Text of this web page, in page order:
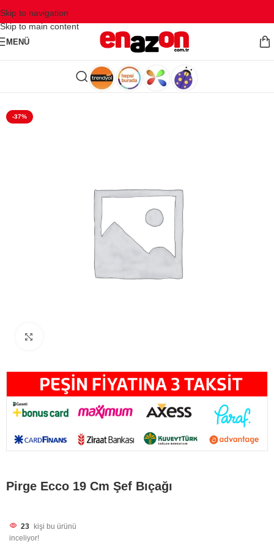
Skip to navigation
Skip to main content
MENÜ
-37%
Pirge Ecco 19 Cm Şef Bıçağı
23
kişi bu ürünü
inceliyor!